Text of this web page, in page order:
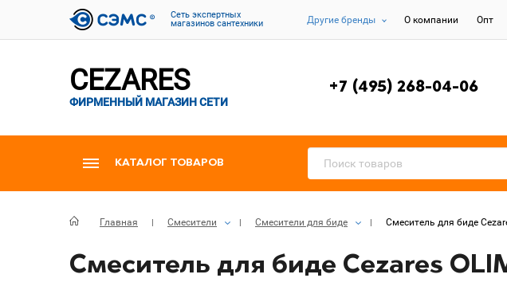
Cеть экспертных
магазинов сантехники
Другие бренды О компании Опт
CEZARES
ФИРМЕННЫЙ МАГАЗИН СЕТИ
+7 (495) 268-04-06
КАТАЛОГ ТОВАРОВ
Главная Смесители Смесители для биде Смеситель для биде
Смеситель для биде Cezares